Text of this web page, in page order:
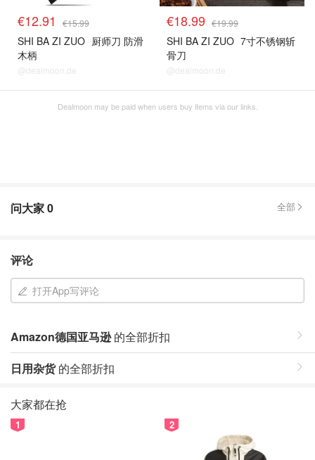
€12.91 €15.99
SHI BA ZI ZUO 厨师刀 防滑
木柄
@dealmoon.de
€18.99 €19.99
SHI BA ZI ZUO 7寸不锈钢斩
骨刀
@dealmoon.de
Dealmoon may be paid when users buy items via our links.
问大家0 全部
评论
打开App写评论
Amazon德国亚马逊的全部折扣
日用杂货的全部折扣
大家都在抢
1 2